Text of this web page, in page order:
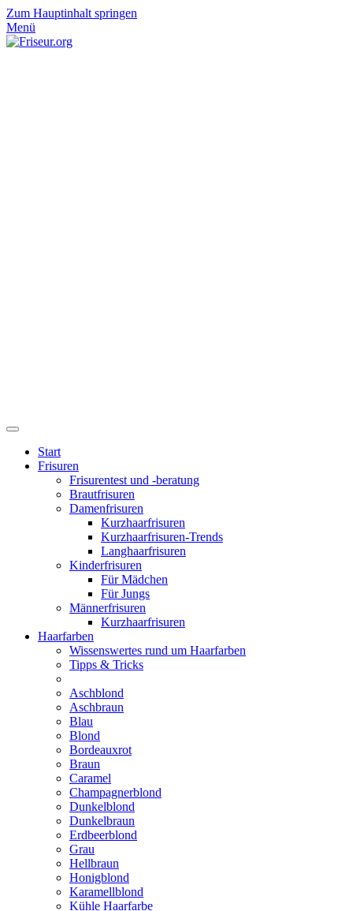
Zum Hauptinhalt springen
Menü
Start
Frisuren
Frisurentest und -beratung
Brautfrisuren
Damenfrisuren
Kurzhaarfrisuren
Kurzhaarfrisuren-Trends
Langhaarfrisuren
Kinderfrisuren
Für Mädchen
Für Jungs
Männerfrisuren
Kurzhaarfrisuren
Haarfarben
Wissenswertes rund um Haarfarben
Tipps & Tricks
Aschblond
Aschbraun
Blau
Blond
Bordeauxrot
Braun
Caramel
Champagnerblond
Dunkelblond
Dunkelbraun
Erdbeerblond
Grau
Hellbraun
Honigblond
Karamellblond
Kühle Haarfarbe